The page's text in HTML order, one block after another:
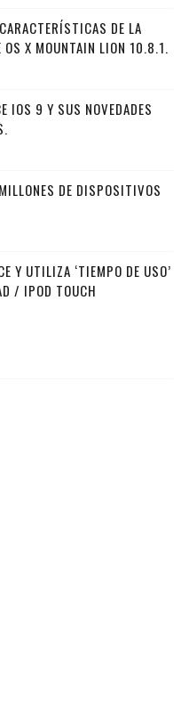
DE LA
OS X MOUNTAIN LION 10.8.1.
IOS 9 Y SUS NOVEDADES
DE DISPOSITIVOS
Y UTILIZA ‘TIEMPO DE USO’
/ IPOD TOUCH